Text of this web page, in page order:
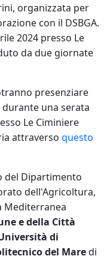
organizzata per
con il DSBGA.
2024 presso Le
da due giornate
presenziare
una serata
Le Ciminiere
attraverso questo
del Dipartimento
dell'Agricoltura,
Mediterranea
e della Città
di
del Maredi